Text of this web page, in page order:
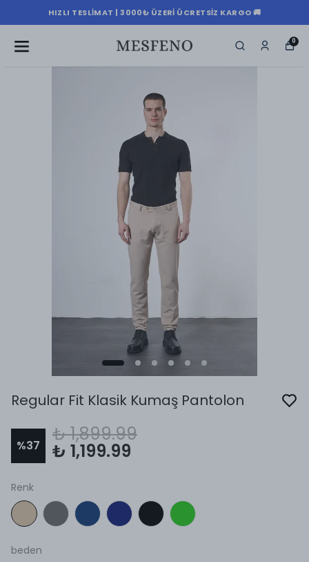
HIZLI TESLIMAT | 3000₺ ÜZERI ÜCRETSIZ KARGO 🚚
0
Regular Fit Klasik Kumaş Pantolon
%37
₺ 1,899.99
₺ 1,199.99
Renk
beden